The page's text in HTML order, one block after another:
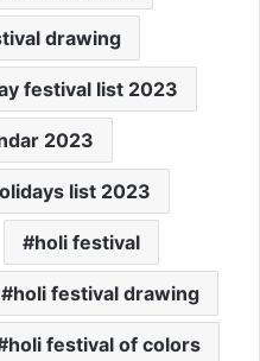
drawing
festival list 2023
2023
list 2023
holi festival
holi festival drawing
holi festival of colors